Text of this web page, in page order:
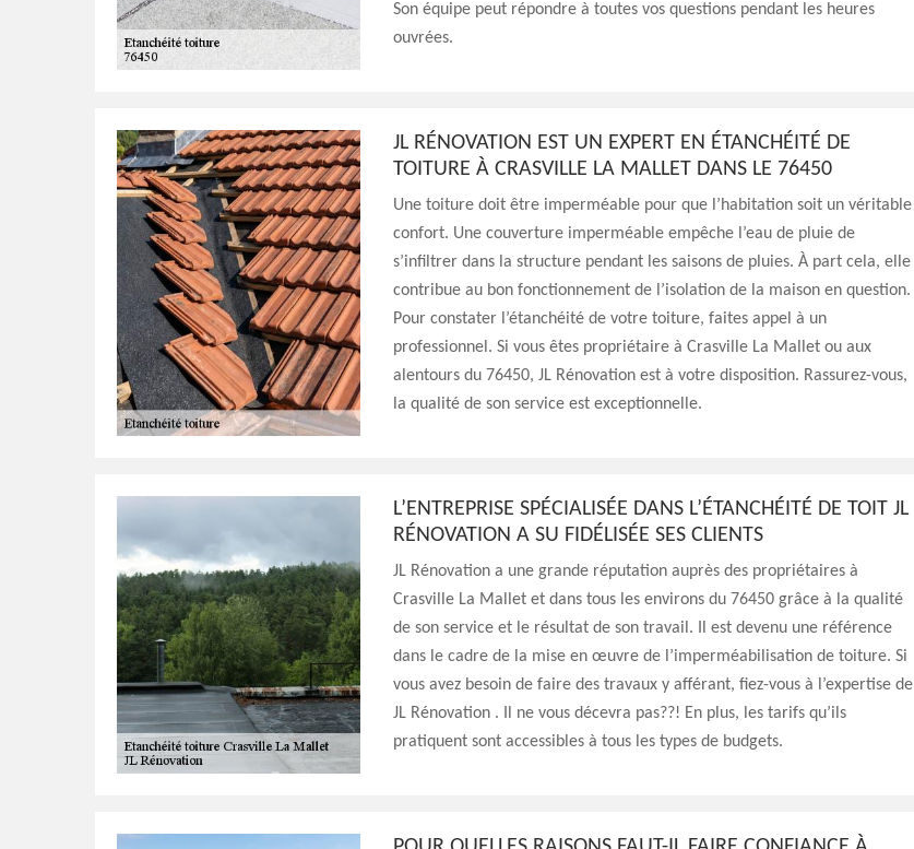
Son équipe peut répondre à toutes vos questions pendant les heures
ouvrées.
JL RÉNOVATION EST UN EXPERT EN ÉTANCHÉITÉ DE
TOITURE À CRASVILLE LA MALLET DANS LE 76450
Une toiture doit être imperméable pour que l’habitation soit un véritable
confort. Une couverture imperméable empêche l’eau de pluie de
s’infiltrer dans la structure pendant les saisons de pluies. À part cela, elle
contribue au bon fonctionnement de l’isolation de la maison en question.
Pour constater l’étanchéité de votre toiture, faites appel à un
professionnel. Si vous êtes propriétaire à Crasville La Mallet ou aux
alentours du 76450, JL Rénovation est à votre disposition. Rassurez-vous,
la qualité de son service est exceptionnelle.
L’ENTREPRISE SPÉCIALISÉE DANS L’ÉTANCHÉITÉ DE TOIT JL
RÉNOVATION A SU FIDÉLISÉE SES CLIENTS
JL Rénovation a une grande réputation auprès des propriétaires à
Crasville La Mallet et dans tous les environs du 76450 grâce à la qualité
de son service et le résultat de son travail. Il est devenu une référence
dans le cadre de la mise en œuvre de l’imperméabilisation de toiture. Si
vous avez besoin de faire des travaux y afférant, fiez-vous à l’expertise de
JL Rénovation . Il ne vous décevra pas??! En plus, les tarifs qu’ils
pratiquent sont accessibles à tous les types de budgets.